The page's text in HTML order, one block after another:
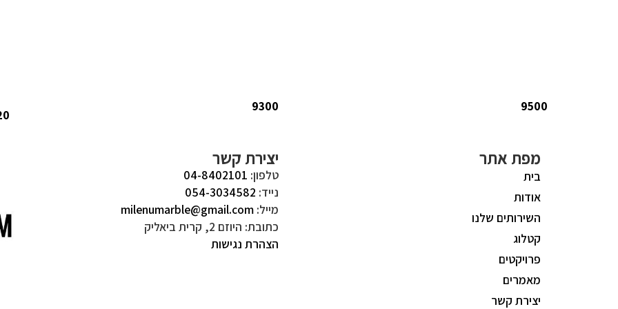
9500
9300
מפת אתר
בית
אודות
השירותים שלנו
קטלוג
פרויקטים
מאמרים
יצירת קשר
יצירת קשר
טלפון: 04-8402101
נייד: 054-3034582
מייל: milenumarble@gmail.com
כתובת: היוזם 2, קרית ביאליק
הצהרת נגישות